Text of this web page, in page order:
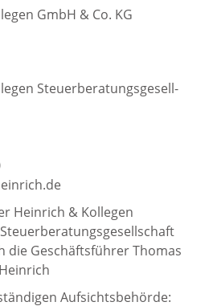
GmbH & Co. KG
Steu­er­be­ra­tungs­ge­sell­
Hein­rich & Kol­le­gen
die Ge­schäfts­füh­rer Tho­mas
Auf­sichts­be­hör­de: